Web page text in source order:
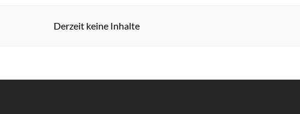
Derzeit keine Inhalte